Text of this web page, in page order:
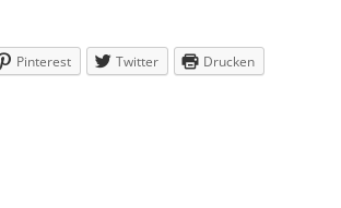
Pinterest Twitter Drucken